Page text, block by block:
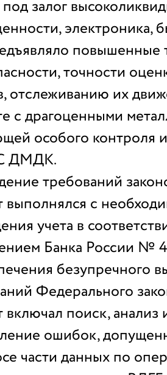
залог
электроника,
повышенные
точности
отслеживанию их
с драгоценными
особого контроля
ДМДК.
требований
выполнялся с
учета в
Банка России №
безупречного
Федерального
поиск, анализ
ошибок,
части данных по